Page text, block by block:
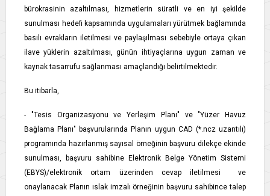
bürokrasinin azaltılması, hizmetlerin süratli ve en iyi şekilde
sunulması hedefi kapsamında uygulamaları yürütmek bağlamında
basılı evrakların iletilmesi ve paylaşılması sebebiyle ortaya çıkan
ilave yüklerin azaltılması, günün ihtiyaçlarına uygun zaman ve
kaynak tasarrufu sağlanması amaçlandığı belirtilmektedir.
Bu itibarla,
- "Tesis Organizasyonu ve Yerleşim Planı" ve "Yüzer Havuz
Bağlama Planı" başvurularında Planın uygun CAD (*.ncz uzantılı)
programında hazırlanmış sayısal örneğinin başvuru dilekçe ekinde
sunulması, başvuru sahibine Elektronik Belge Yönetim Sistemi
(EBYS)/elektronik ortam üzerinden cevap iletilmesi ve
onaylanacak Planın ıslak imzalı örneğinin başvuru sahibince talep